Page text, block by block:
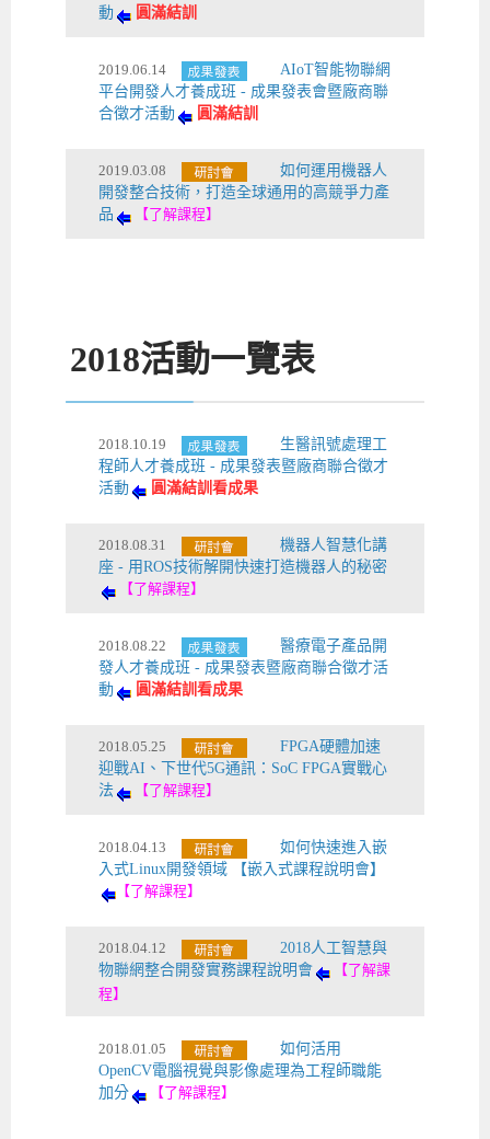
動
圓滿結訓
2019.06.14
AIoT智能物聯網
平台開發人才養成班 - 成果發表會暨廠商聯
合徵才活動
圓滿結訓
2019.03.08
如何運用機器人
開發整合技術，打造全球通用的高競爭力產
品
【了解課程】
2018活動一覽表
2018.10.19
生醫訊號處理工
程師人才養成班 - 成果發表暨廠商聯合徵才
活動
圓滿結訓看成果
2018.08.31
機器人智慧化講
座 - 用ROS技術解開快速打造機器人的秘密
【了解課程】
2018.08.22
醫療電子產品開
發人才養成班 - 成果發表暨廠商聯合徵才活
動
圓滿結訓看成果
2018.05.25
FPGA硬體加速
迎戰AI、下世代5G通訊：SoC FPGA實戰心
法
【了解課程】
2018.04.13
如何快速進入嵌
入式Linux開發領域 【嵌入式課程說明會】
【了解課程】
2018.04.12
2018人工智慧與
物聯網整合開發實務課程說明會
【了解課
程】
2018.01.05
如何活用
OpenCV電腦視覺與影像處理為工程師職能
加分
【了解課程】